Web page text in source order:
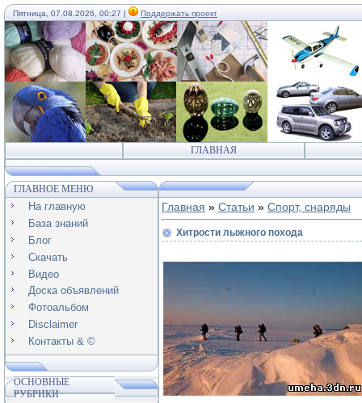
Пятница, 07.08.2026, 00:27 | Поддержать проект
ГЛАВНАЯ
ГЛАВНОЕ МЕНЮ
На главную
База знаний
Блог
Скачать
Видео
Доска объявлений
Фотоальбом
Disclaimer
Контакты & ©
ОСНОВНЫЕ
РУБРИКИ
Главная » Статьи » Спорт, снаряды
Хитрости лыжного похода